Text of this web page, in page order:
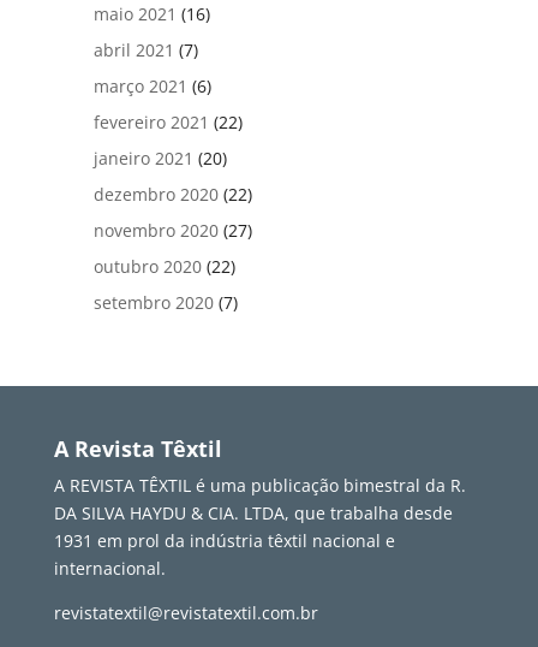
maio 2021 (16)
abril 2021 (7)
março 2021 (6)
fevereiro 2021 (22)
janeiro 2021 (20)
dezembro 2020 (22)
novembro 2020 (27)
outubro 2020 (22)
setembro 2020 (7)
A Revista Têxtil
A REVISTA TÊXTIL é uma publicação bimestral da R.
DA SILVA HAYDU & CIA. LTDA, que trabalha desde
1931 em prol da indústria têxtil nacional e
internacional.
revistatextil@revistatextil.com.br